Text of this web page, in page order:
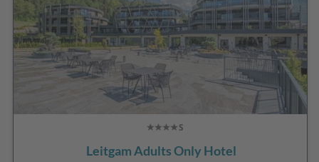
Leitgam Adults Only Hotel